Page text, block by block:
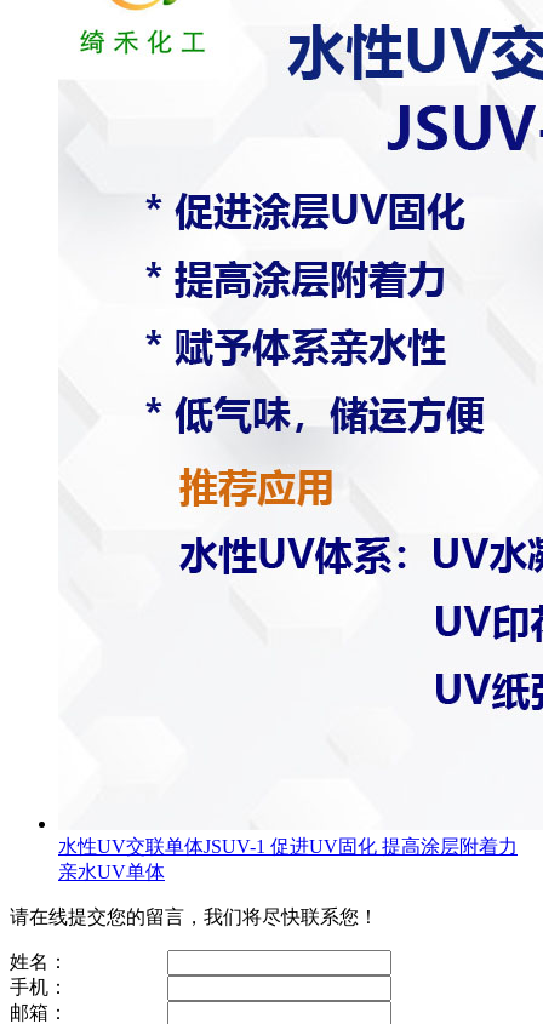
水性UV交联单体JSUV-1 促进UV固化 提高涂层附着力
亲水UV单体
请在线提交您的留言，我们将尽快联系您！
姓名：
手机：
邮箱：